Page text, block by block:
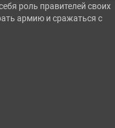
роль правителей своих
армию и сражаться с